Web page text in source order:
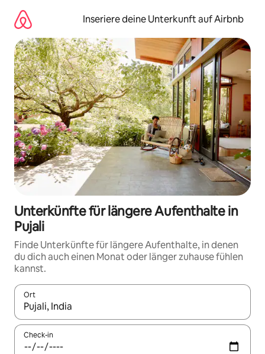
Inhalten
springen
Inseriere deine Unterkunft auf Airbnb
Unterkünfte für längere Aufenthalte in
Pujali
Finde Unterkünfte für längere Aufenthalte, in denen
du dich auch einen Monat oder länger zuhause fühlen
kannst.
Ort
Wenn Ergebnisse verfügbar sind, navigiere mit den
Check-in